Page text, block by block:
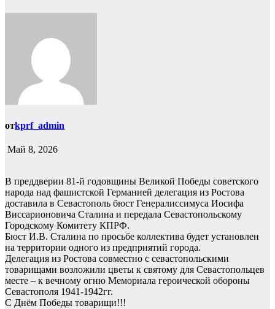
отkprf_admin
Май 8, 2026
В преддверии 81-й годовщины Великой Победы советского
народа над фашистской Германией делегация из Ростова
доставила в Севастополь бюст Генералиссимуса Иосифа
Виссарионовича Сталина и передала Севастопольскому
Городскому Комитету КПРФ.
Бюст И.В. Сталина по просьбе коллектива будет установлен
на территории одного из предприятий города.
Делегация из Ростова совместно с севастопольскими
товарищами возложили цветы к святому для Севастопольцев
месте – к вечному огню Мемориала героической обороны
Севастополя 1941-1942гг.
С Днём Победы товарищи!!!